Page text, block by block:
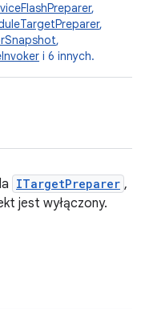
,
,
,
i 6 innych.
ITargetPreparer ,
jest wyłączony.